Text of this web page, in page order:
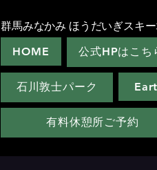
群馬みなかみ ほうだいぎスキ
HOME 公式HPはこち
石川敦士パーク
有料休憩所ご予約